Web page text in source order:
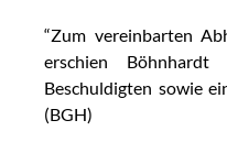
“Zum vereinbarten
erschien
Beschuldigten sowie
(BGH)